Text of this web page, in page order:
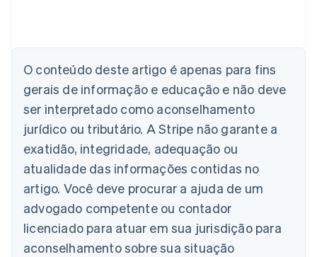
O conteúdo deste artigo é apenas para fins
gerais de informação e educação e não deve
ser interpretado como aconselhamento
jurídico ou tributário. A Stripe não garante a
exatidão, integridade, adequação ou
atualidade das informações contidas no
artigo. Você deve procurar a ajuda de um
advogado competente ou contador
licenciado para atuar em sua jurisdição para
aconselhamento sobre sua situação
Austrália
Áustria
DeutschEnglish
Bélgica
NederlandsFrançaisDeutsch English
Brasil
PortuguêsEnglish
English
Canadá
English Français
China continental
简体中文 English